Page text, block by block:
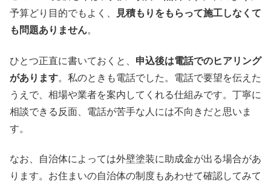
予算どり目的でもよく、
見積もりをもらって施工しなくて
も問題ありません。
ひとつ正直に書いておくと、 申込後は電話でのヒアリング
があります。私のときも電話でした。電話で要望を伝えた
うえで、相場や業者を案内してくれる仕組みです。丁寧に
相談できる反面、電話が苦手な人には不向きだと思いま
す。
なお、自治体によっては外壁塗装に助成金が出る場合があ
ります。お住まいの自治体の制度もあわせて確認してみて